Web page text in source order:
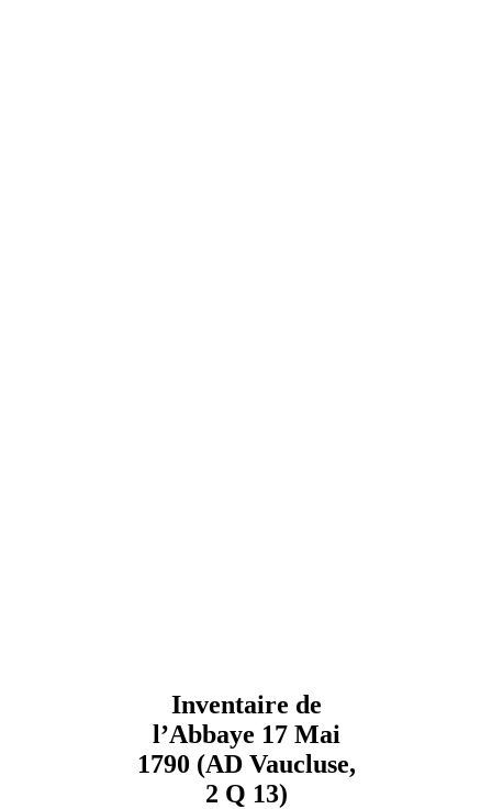
Inventaire de
l’Abbaye 17 Mai
1790 (AD Vaucluse,
2 Q 13)